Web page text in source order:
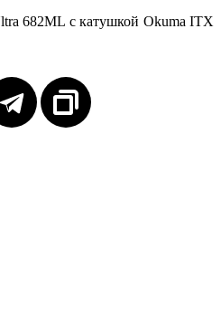
682ML с катушкой Okuma ITX